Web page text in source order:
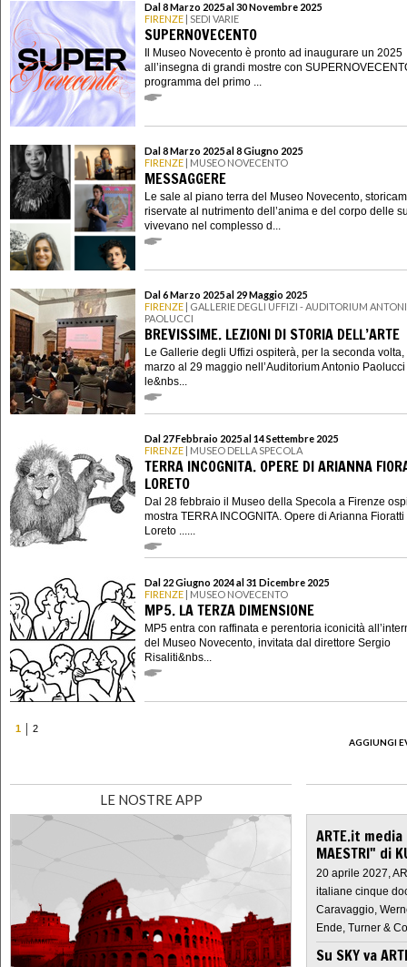
Dal 8 Marzo 2025 al 30 Novembre 2025
FIRENZE | SEDI VARIE
SUPERNOVECENTO
Il Museo Novecento è pronto ad inaugurare un 2025
all’insegna di grandi mostre con
programma del primo ...
Dal 8 Marzo 2025 al 8 Giugno 2025
FIRENZE | MUSEO NOVECENTO
MESSAGGERE
Le sale al piano terra del Museo Novecento,
riservate al nutrimento dell’anima e del corpo delle
vivevano nel complesso d...
Dal 6 Marzo 2025 al 29 Maggio 2025
FIRENZE | GALLERIE DEGLI UFFIZI - AUDITORIUM
PAOLUCCI
BREVISSIME. LEZIONI DI STORIA DELL’ARTE
Le Gallerie degli Uffizi ospiterà, per la seconda volta,
marzo al 29 maggio nell’Auditorium Antonio Paolucci
le&nbs...
Dal 27 Febbraio 2025 al 14 Settembre 2025
FIRENZE | MUSEO DELLA SPECOLA
TERRA INCOGNITA. OPERE DI ARIANNA
LORETO
Dal 28 febbraio il Museo della Specola a Firenze
mostra TERRA INCOGNITA. Opere di Arianna Fioratti
Loreto ......
Dal 22 Giugno 2024 al 31 Dicembre 2025
FIRENZE | MUSEO NOVECENTO
MP5. LA TERZA DIMENSIONE
MP5 entra con raffinata e perentoria iconicità
del Museo Novecento, invitata dal direttore Sergio
Risaliti&nbs...
1
2
AGGIUNGI
LE NOSTRE APP
ARTE.it
MAESTRI" di
20 aprile 2027,
italiane cinque
Caravaggio,
Ende, Turner &
Su SKY va